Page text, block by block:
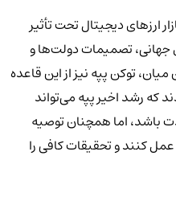
دیجیتال تحت تأثیر
تصمیمات دولت‌ها و
توکن پپه نیز از این قاعده
رشد اخیر پپه می‌تواند
باشد، اما همچنان توصیه
کنند و تحقیقات کافی را